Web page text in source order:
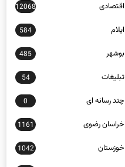
اقتصادی 12068
ایلام 584
بوشهر 485
تبلیغات 54
چند رسانه ای 0
خراسان رضوی 1161
خوزستان 1042